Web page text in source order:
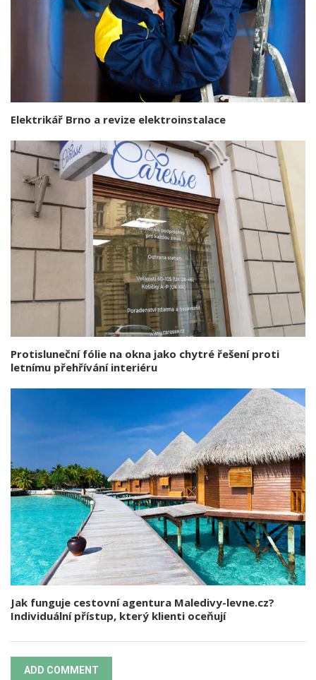
Elektrikář Brno a revize elektroinstalace
Protisluneční fólie na okna jako chytré řešení proti
letnímu přehřívání interiéru
Jak funguje cestovní agentura Maledivy-levne.cz?
Individuální přístup, který klienti oceňují
ADD COMMENT